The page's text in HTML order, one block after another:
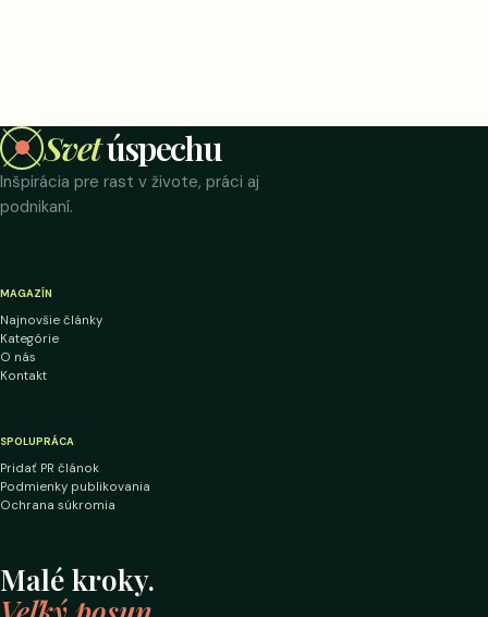
Svetúspechu
Inšpirácia pre rast v živote, práci aj
podnikaní.
MAGAZÍN
Najnovšie články
Kategórie
O nás
Kontakt
SPOLUPRÁCA
Pridať PR článok
Podmienky publikovania
Ochrana súkromia
Malé kroky.